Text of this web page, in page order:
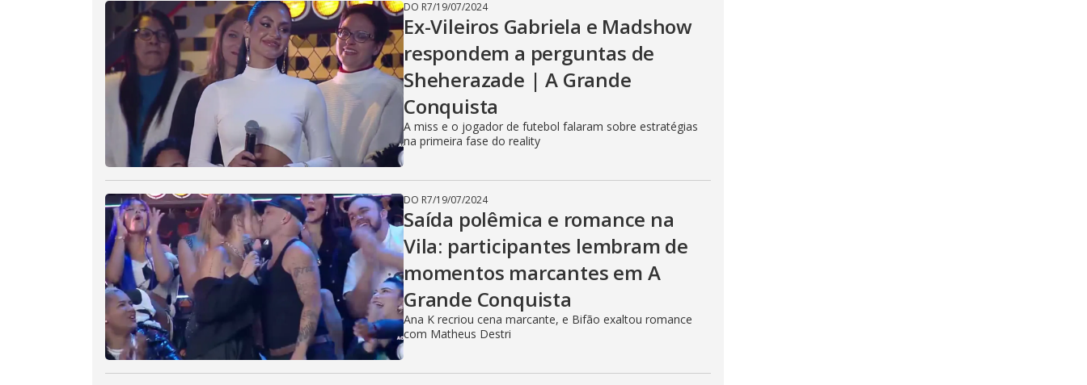
DO R7/19/07/2024
Ex-Vileiros Gabriela e Madshow
respondem a perguntas de
Sheherazade | A Grande
Conquista
A miss e o jogador de futebol falaram sobre estratégias
na primeira fase do reality
DO R7/19/07/2024
Saída polêmica e romance na
Vila: participantes lembram de
momentos marcantes em A
Grande Conquista
Ana K recriou cena marcante, e Bifão exaltou romance
com Matheus Destri